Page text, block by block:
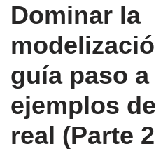
Dominar la
guía paso
ejemplos
real (Parte